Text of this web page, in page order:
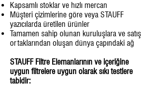
Kapsamlı stoklar ve hızlı mercan
Müşteri çizimlerine göre veya STAUFF
yazıcılarda üretilen ürünler
Tamamen sahip olunan kuruluşlara ve satış
ortaklarından oluşan dünya çapındaki ağ
STAUFF Filtre Elemanlarının ve içeriğine
uygun filtrelere uygun olarak sıkı testlere
tabidir: